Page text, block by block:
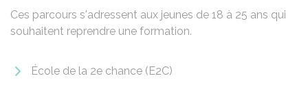
Ces parcours s'adressent aux jeunes de 18 à 25 ans qui
souhaitent reprendre une formation.
École de la 2e chance (E2C)